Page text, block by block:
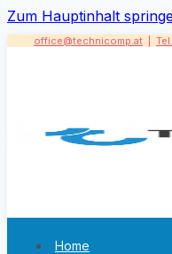
Zum Hauptinhalt
office@technicomp.at
Home